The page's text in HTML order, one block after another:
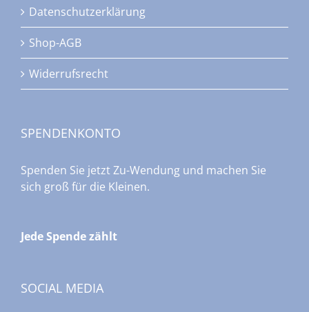
Datenschutzerklärung
Shop-AGB
Widerrufsrecht
SPENDENKONTO
Spenden Sie jetzt Zu-Wendung und machen Sie
sich groß für die Kleinen.
Jede Spende zählt
SOCIAL MEDIA